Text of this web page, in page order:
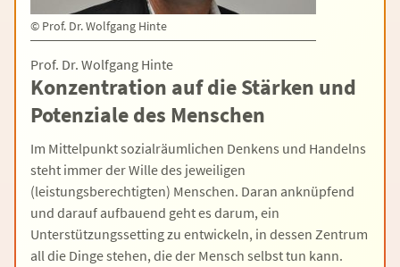
© Prof. Dr. Wolfgang Hinte
Prof. Dr. Wolfgang Hinte
Konzentration auf die Stärken und
Potenziale des Menschen
Im Mittelpunkt sozialräumlichen Denkens und Handelns
steht immer der Wille des jeweiligen
(leistungsberechtigten) Menschen. Daran anknüpfend
und darauf aufbauend geht es darum, ein
Unterstützungssetting zu entwickeln, in dessen Zentrum
all die Dinge stehen, die der Mensch selbst tun kann.